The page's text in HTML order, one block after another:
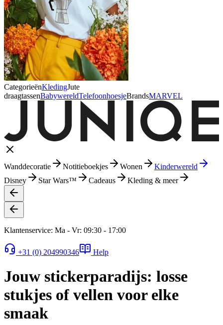
CategorieënKledingJute
draagtassenBabywereldTelefoonhoesjeBrandsMARVEL
Wanddecoratie Notitieboekjes Wonen
Kinderwereld
Disney
Star Wars™ Cadeaus Kleding & meer
Klantenservice: Ma - Vr: 09:30 - 17:00
+31 (0) 204990346 Help
Jouw stickerparadijs: losse
stukjes of vellen voor elke
smaak